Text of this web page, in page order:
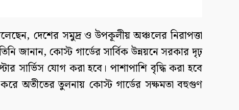
বলেছেন, দেশের সমুদ্র ও উপকূলীয় অঞ্চলের নিরাপত্তা
জানান, কোস্ট গার্ডের সার্বিক উন্নয়নে সরকার দৃঢ়
সার্ভিস যোগ করা হবে। পাশাপাশি বৃদ্ধি করা হবে
অতীতের তুলনায় কোস্ট গার্ডের সক্ষমতা বহুগুণ